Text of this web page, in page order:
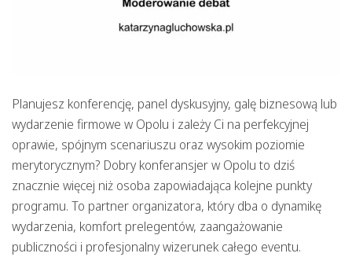
Planujesz konferencję, panel dyskusyjny, galę biznesową lub
wydarzenie firmowe w Opolu i zależy Ci na perfekcyjnej
oprawie, spójnym scenariuszu oraz wysokim poziomie
merytorycznym? Dobry konferansjer w Opolu to dziś
znacznie więcej niż osoba zapowiadająca kolejne punkty
programu. To partner organizatora, który dba o dynamikę
wydarzenia, komfort prelegentów, zaangażowanie
publiczności i profesjonalny wizerunek całego eventu.